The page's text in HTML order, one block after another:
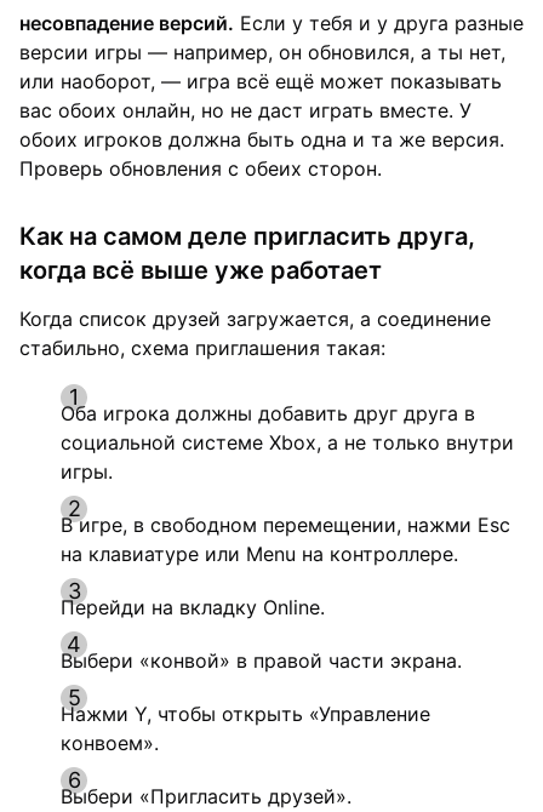
несовпадение версий. Если у тебя и у друга разные
версии игры — например, он обновился, а ты нет,
или наоборот, — игра всё ещё может показывать
вас обоих онлайн, но не даст играть вместе. У
обоих игроков должна быть одна и та же версия.
Проверь обновления с обеих сторон.
Как на самом деле пригласить друга,
когда всё выше уже работает
Когда список друзей загружается, а соединение
стабильно, схема приглашения такая:
Оба игрока должны добавить друг друга в
социальной системе Xbox, а не только внутри
игры.
В игре, в свободном перемещении, нажми Esc
на клавиатуре или Menu на контроллере.
Перейди на вкладку Online.
Выбери «конвой» в правой части экрана.
Нажми Y, чтобы открыть «Управление
конвоем».
Выбери «Пригласить друзей».